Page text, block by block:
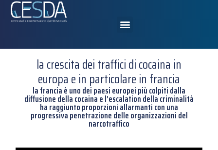
la crescita dei traffici di cocaina in
europa e in particolare in francia
la francia è uno dei paesi europei più colpiti dalla
diffusione della cocaina e l’escalation della criminalità
ha raggiunto proporzioni allarmanti con una
progressiva penetrazione delle organizzazioni del
narcotraffico